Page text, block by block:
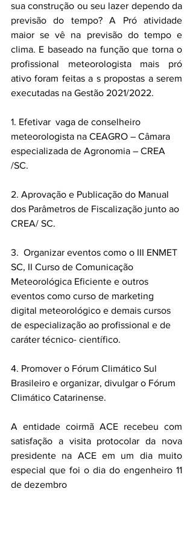
sua construção ou seu lazer dependo da
previsão do tempo? A Pró atividade
maior se vê na previsão do tempo e
clima. E baseado na função que torna o
profissional meteorologista mais pró
ativo foram feitas a s propostas a serem
executadas na Gestão 2021/2022.
1. Efetivar  vaga de conselheiro
meteorologista na CEAGRO – Câmara
especializada de Agronomia – CREA
/SC.
2. Aprovação e Publicação do Manual
dos Parâmetros de Fiscalização junto ao
CREA/ SC.
3.  Organizar eventos como o III ENMET
SC, II Curso de Comunicação
Meteorológica Eficiente e outros
eventos como curso de marketing
digital meteorológico e demais cursos
de especialização ao profissional e de
caráter técnico- científico.
4. Promover o Fórum Climático Sul
Brasileiro e organizar, divulgar o Fórum
Climático Catarinense.
A entidade coirmã ACE recebeu com
satisfação a visita protocolar da nova
presidente na ACE em um dia muito
especial que foi o dia do engenheiro 11
de dezembro